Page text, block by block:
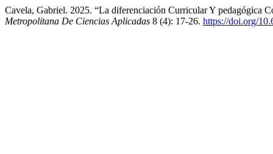
Cavela, Gabriel. 2025. “La diferenciación Curricular Y pedagógica
Metropolitana De Ciencias Aplicadas 8 (4): 17-26. https://doi.org/